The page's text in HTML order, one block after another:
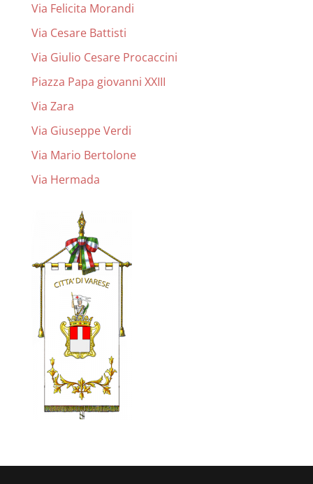
Via Felicita Morandi
Via Cesare Battisti
Via Giulio Cesare Procaccini
Piazza Papa giovanni XXIII
Via Zara
Via Giuseppe Verdi
Via Mario Bertolone
Via Hermada